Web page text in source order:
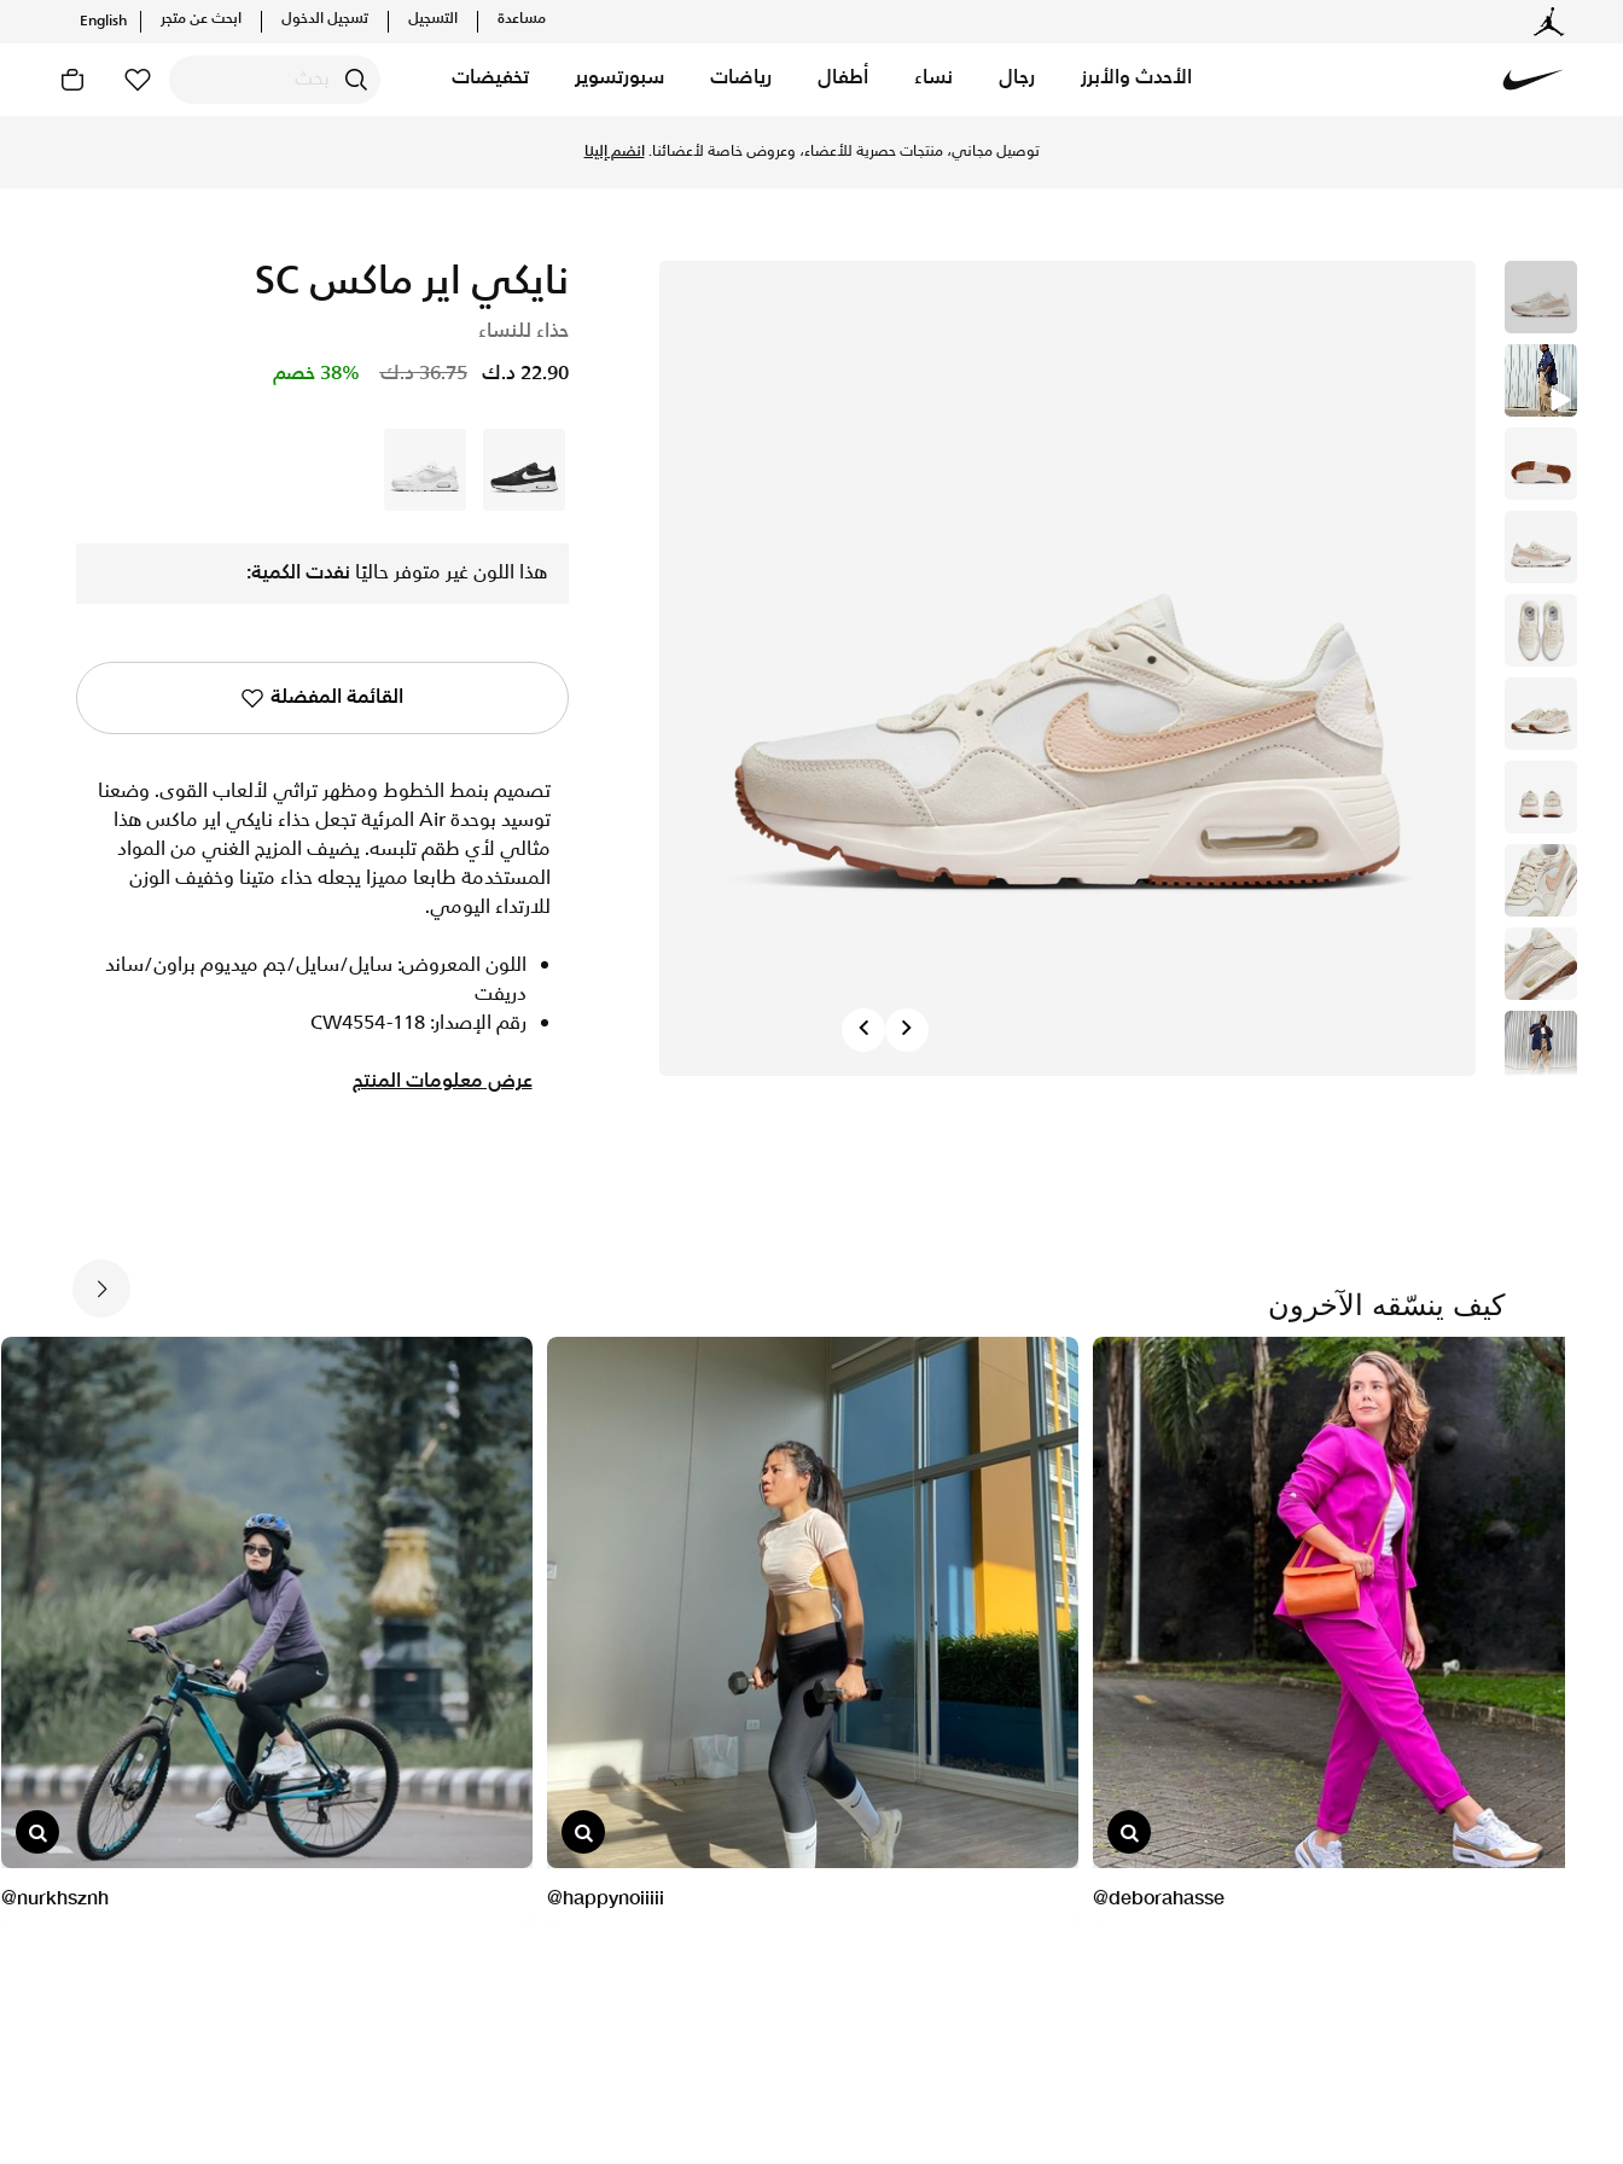
مساعدة التسجيل تسجيل الدخول ابحث عن متجر English
الأحدث والأبرز رجال نساء أطفال رياضات سبورتسوير تخفيضات
توصيل مجاني، منتجات حصرية للأعضاء، وعروض خاصة لأعضائنا.انضم إلينا
Next
نايكي اير ماكس SC
حذاء للنساء
Price reduced from
36.75 د.ك to 22.90 د.ك 38% خصم
أسود أبيض
هذا اللون غير متوفر حاليًا نفدت الكمية:
القائمة المفضلة
تصميم بنمط الخطوط ومظهر تراثي لألعاب القوى. وضعنا
توسيد بوحدة Air المرئية تجعل حذاء نايكي اير ماكس هذا
مثالي لأي طقم تلبسه. يضيف المزيج الغني من المواد
المستخدمة طابعا مميزا يجعله حذاء متينا وخفيف الوزن
للارتداء اليومي.
اللون المعروض: سايل/سايل/جم ميديوم براون/ساند
دريفت
رقم الإصدار: CW4554-118
عرض معلومات المنتج